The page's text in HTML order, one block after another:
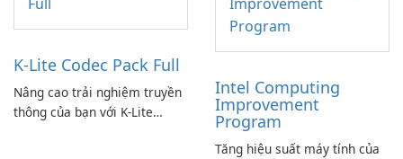
K-Lite Codec Pack Full
Nâng cao trải nghiệm truyền
thông của bạn với K-Lite
Intel Computing
Improvement
Program
Tăng hiệu suất máy tính của